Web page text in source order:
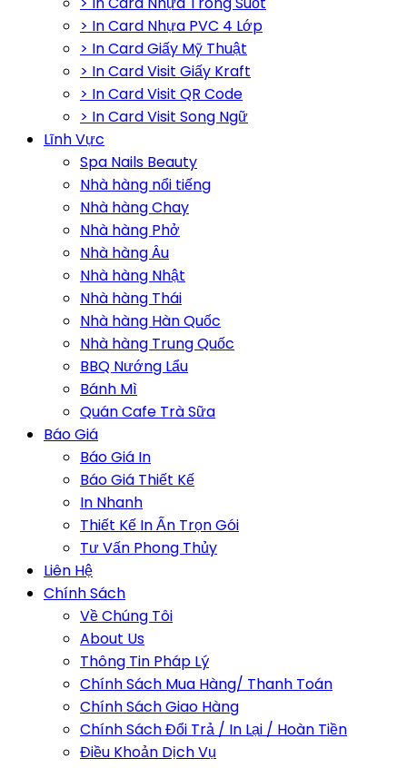
> In Card Nhựa PVC 4 Lớp
> In Card Giấy Mỹ Thuật
> In Card Visit Giấy Kraft
> In Card Visit QR Code
> In Card Visit Song Ngữ
Lĩnh Vực
Spa Nails Beauty
Nhà hàng nổi tiếng
Nhà hàng Chay
Nhà hàng Phở
Nhà hàng Âu
Nhà hàng Nhật
Nhà hàng Thái
Nhà hàng Hàn Quốc
Nhà hàng Trung Quốc
BBQ Nướng Lẩu
Bánh Mì
Quán Cafe Trà Sữa
Báo Giá
Báo Giá In
Báo Giá Thiết Kế
In Nhanh
Thiết Kế In Ấn Trọn Gói
Tư Vấn Phong Thủy
Liên Hệ
Chính Sách
Về Chúng Tôi
About Us
Thông Tin Pháp Lý
Chính Sách Mua Hàng/ Thanh Toán
Chính Sách Giao Hàng
Chính Sách Đổi Trả / In Lại / Hoàn Tiền
Điều Khoản Dịch Vụ